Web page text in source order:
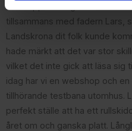
Vasaloppsträning 2004. 2010
tillsammans med fadern Lars,
Landskrona dit folk kunde
hade märkt att det var stor
vilket det inte gick att läsa sig
idag har vi en webshop och
tillhörande testbana utomhus.
perfekt ställe att ha ett
året om och ganska platt.